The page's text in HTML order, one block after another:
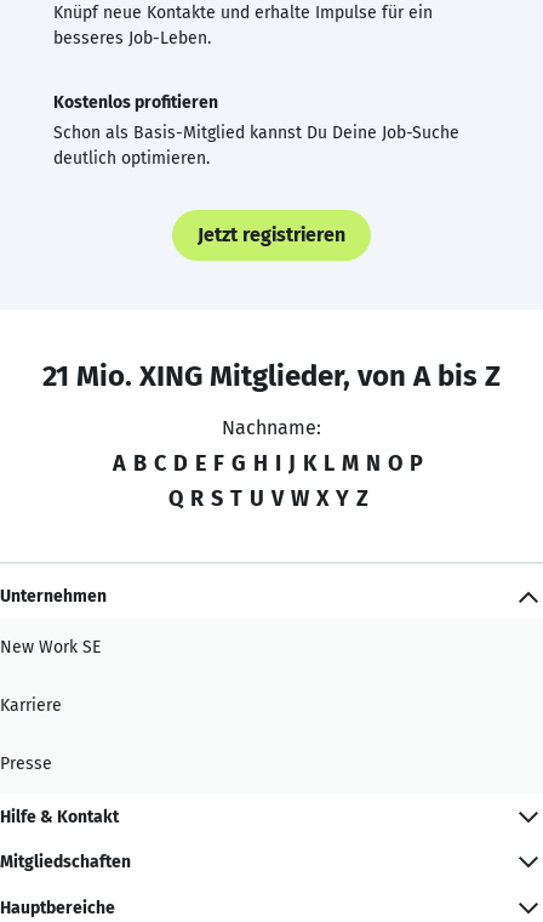
Knüpf neue Kontakte und erhalte Impulse für ein
besseres Job-Leben.
Kostenlos profitieren
Schon als Basis-Mitglied kannst Du Deine Job-Suche
deutlich optimieren.
Jetzt registrieren
21 Mio. XING Mitglieder, von A bis Z
Nachname:
A B C D E F G H I J K L M N O P
Q R S T U V W X Y Z
Unternehmen
New Work SE
Karriere
Presse
Hilfe & Kontakt
Mitgliedschaften
Hauptbereiche